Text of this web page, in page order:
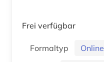
Frei verfügbar
Formaltyp
Online